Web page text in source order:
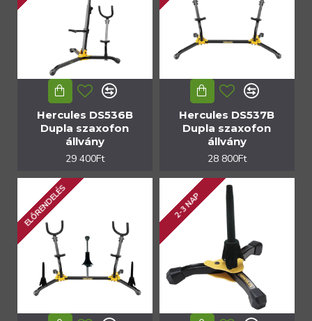
Hercules DS536B
Dupla szaxofon
állvány
29 400Ft
Hercules DS537B
Dupla szaxofon
állvány
28 800Ft
ELŐRENDELÉS 2-3 NAP